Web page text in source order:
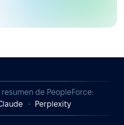
resumen de PeopleForce:
Perplexity